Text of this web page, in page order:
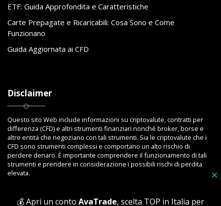
×
💰 Apri un conto AvaTrade, scelta TOP in Italia per
ETF: Guida Approfondita e Caratteristiche
Carte Prepagate e Ricaricabili: Cosa Sono e Come
Funzionano
Guida Aggiornata ai CFD
Disclaimer
Questo sito Web include informazioni su criptovalute, contratti per
differenza (CFD) e altri strumenti finanziari nonché broker, borse e
altre entità che negoziano con tali strumenti. Sia le criptovalute che i
CFD sono strumenti complessi e comportano un alto rischio di
perdere denaro. È importante comprendere il funzionamento di tali
strumenti e prendere in considerazione i possibili rischi di perdita
elevata.